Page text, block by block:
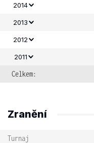
2014
2013
2012
2011
Celkem:
Zranění
Turnaj